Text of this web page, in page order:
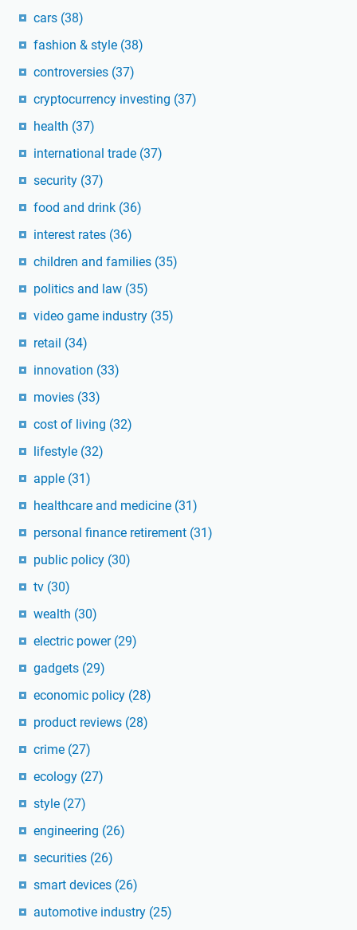
cars (38)
fashion & style (38)
controversies (37)
cryptocurrency investing (37)
health (37)
international trade (37)
security (37)
food and drink (36)
interest rates (36)
children and families (35)
politics and law (35)
video game industry (35)
retail (34)
innovation (33)
movies (33)
cost of living (32)
lifestyle (32)
apple (31)
healthcare and medicine (31)
personal finance retirement (31)
public policy (30)
tv (30)
wealth (30)
electric power (29)
gadgets (29)
economic policy (28)
product reviews (28)
crime (27)
ecology (27)
style (27)
engineering (26)
securities (26)
smart devices (26)
automotive industry (25)